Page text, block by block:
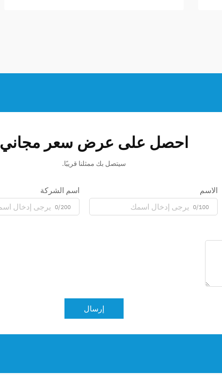
احصل على عرض سعر مجاني
سيتصل بك ممثلنا قريبًا.
الاسم
0/100
اسم الشركة
0/200
إرسال